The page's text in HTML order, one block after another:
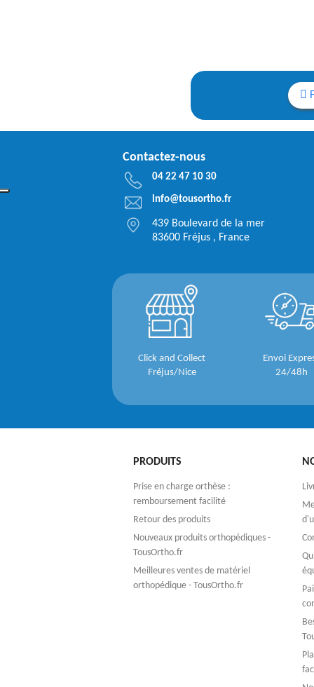
Contactez-nous
04 22 47 10 30
info@tousortho.fr
439 Boulevard de la mer
83600 Fréjus , France
Click and Collect
Fréjus/Nice
Envoi
24/48h
PRODUITS
Prise en charge orthèse :
remboursement facilité
Retour des produits
Nouveaux produits orthopédiques -
TousOrtho.fr
Meilleures ventes de matériel
orthopédique - TousOrtho.fr